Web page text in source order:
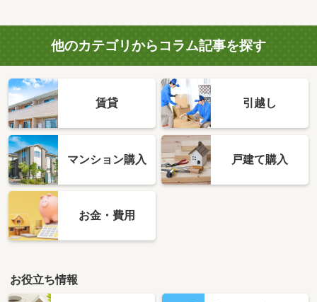
他のカテゴリからコラム記事を探す
賃貸 引越し
マンション購入 戸建て購入
お金・費用
お役立ち情報